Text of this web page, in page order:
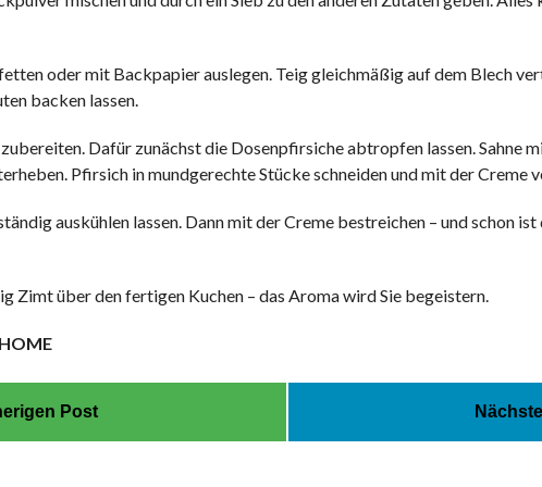
oder mit Backpapier auslegen. Teig gleichmäßig auf dem Blech
backen lassen.
Dafür zunächst die Dosenpfirsiche abtropfen lassen. Sahne
Pfirsich in mundgerechte Stücke schneiden und mit der Creme
auskühlen lassen. Dann mit der Creme bestreichen – und schon ist
Zimt über den fertigen Kuchen – das Aroma wird Sie begeistern.
Post